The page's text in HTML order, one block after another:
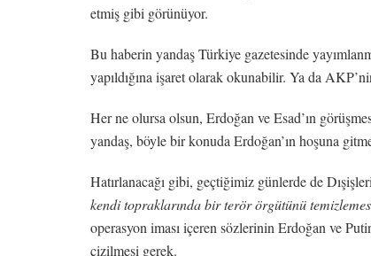
etmiş gibi görünüyor.
Bu haberin yandaş Türkiye gazetesinde
yapıldığına işaret olarak okunabilir. Ya da
Her ne olursa olsun, Erdoğan ve Esad’ın
yandaş, böyle bir konuda Erdoğan’ın hoşuna
Hatırlanacağı gibi, geçtiğimiz günlerde de
kendi topraklarında bir terör örgütünü
operasyon iması içeren sözlerinin Erdoğan ve
çizilmesi gerek.